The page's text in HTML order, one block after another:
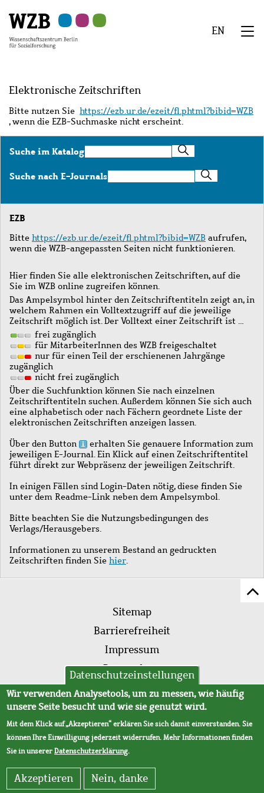
Hauptinhalt
springen
Navigation
springen
Suche
springen
Sekundärnavigation
springen
Fußzeile
springen
EN
Elektronische Zeitschriften
Bitte nutzen Sie https://ezb.ur.de/ezeit/fl.phtml?bibid=WZB
, wenn die EZB-Suchmaske nicht erscheint.
Suche im KatalogSuche
im
Katalog
Suche nach E-JournalsSuche
nach
Journals
EZB
Bitte https://ezb.ur.de/ezeit/fl.phtml?bibid=WZB aufrufen,
wenn die WZB-angepassten Seiten nicht funktionieren.
Hier finden Sie alle elektronischen Zeitschriften, auf die
Sie im WZB online zugreifen können.
Das Ampelsymbol hinter den Zeitschriftentiteln zeigt an, in
welchem Rahmen ein Volltextzugriff auf die jeweilige
Zeitschrift möglich ist. Der Volltext einer Zeitschrift ist …
frei zugänglich
für MitarbeiterInnen des WZB freigeschaltet
nur für einen Teil der erschienenen Jahrgänge
zugänglich
nicht frei zugänglich
Über die Suchfunktion können Sie nach einzelnen
Zeitschriftentiteln suchen. Außerdem können Sie sich auch
eine alphabetisch oder nach Fächern geordnete Liste der
elektronischen Zeitschriften anzeigen lassen.
Über den Button
erhalten Sie genauere Information zum
jeweiligen E-Journal. Ein Klick auf einen Zeitschriftentitel
führt direkt zur Webpräsenz der jeweiligen Zeitschrift.
In einigen Fällen sind Login-Daten nötig, diese finden Sie
unter dem Readme-Link neben dem Ampelsymbol.
Bitte beachten Sie die Nutzungsbedingungen des
Verlags/Herausgebers.
Informationen zu unserem Bestand an gedruckten
Zeitschriften finden Sie hier.
Fußleistenmenü
Sitemap
Barrierefreiheit
Impressum
Datenschutz
AVB
Datenschutzeinstellungen
Wir verwenden Analysetools, um zu messen, wie häufig
unsere Seite besucht und wie sie genutzt wird.
Mit dem Klick auf „Akzeptieren“ erklären Sie sich damit einverstanden. Sie
können Ihre Einwilligung jederzeit widerrufen. Mehr Informationen finden
Sie in unsererDatenschutzerklärung.
Akzeptieren Nein, danke